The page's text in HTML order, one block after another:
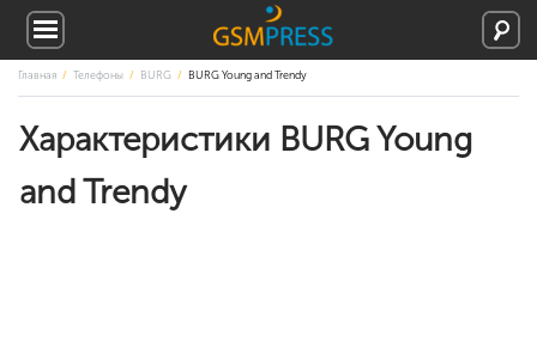
Главная Телефоны BURG BURG Young and Trendy
Характеристики BURG Young
and Trendy